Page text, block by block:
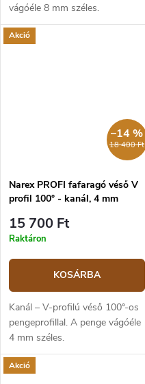
vágóéle 8 mm széles.
Akció
18 400 Ft
–14 %
Narex PROFI fafaragó véső V
profil 100° - kanál, 4 mm
15 700 Ft
Raktáron
KOSÁRBA
Kanál – V-profilú véső 100°-os
pengeprofillal. A penge vágóéle
4 mm széles.
Akció